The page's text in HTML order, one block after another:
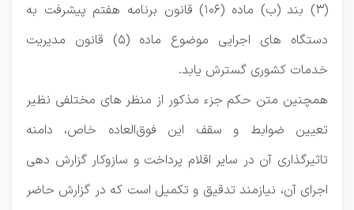
(3) بند (ب) ماده (106) قانون برنامه هفتم پیشرفت به
دستگاه های اجرایی موضوع ماده (5) قانون مدیریت
خدمات کشوری گسترش یابد.
همچنین متن حکم جزء مذکور از منظر های مختلفی نظیر
تعیین ضوابط و سقف این فوق‌العاده خاص، دامنه
تاثیرگذاری آن در سایر اقلام پرداخت و سازوکار گزارش دهی
اجرای آن، نیازمند تدقیق و تکمیل است که در گزارش حاضر